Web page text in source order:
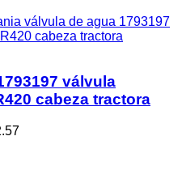
válvula de agua 1793197
cabeza tractora
válvula
cabeza tractora